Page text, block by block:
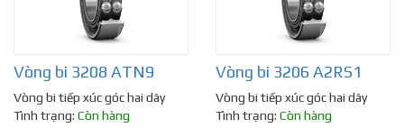
Vòng bi 3208 ATN9
Vòng bi tiếp xúc góc hai dãy
Tình trạng: Còn hàng
Vòng bi 3206 A2RS1
Vòng bi tiếp xúc góc hai dãy
Tình trạng: Còn hàng